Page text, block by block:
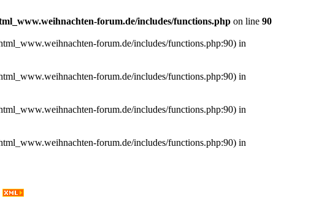
forum.de/includes/functions.php on line 90
forum.de/includes/functions.php:90) in
forum.de/includes/functions.php:90) in
forum.de/includes/functions.php:90) in
forum.de/includes/functions.php:90) in